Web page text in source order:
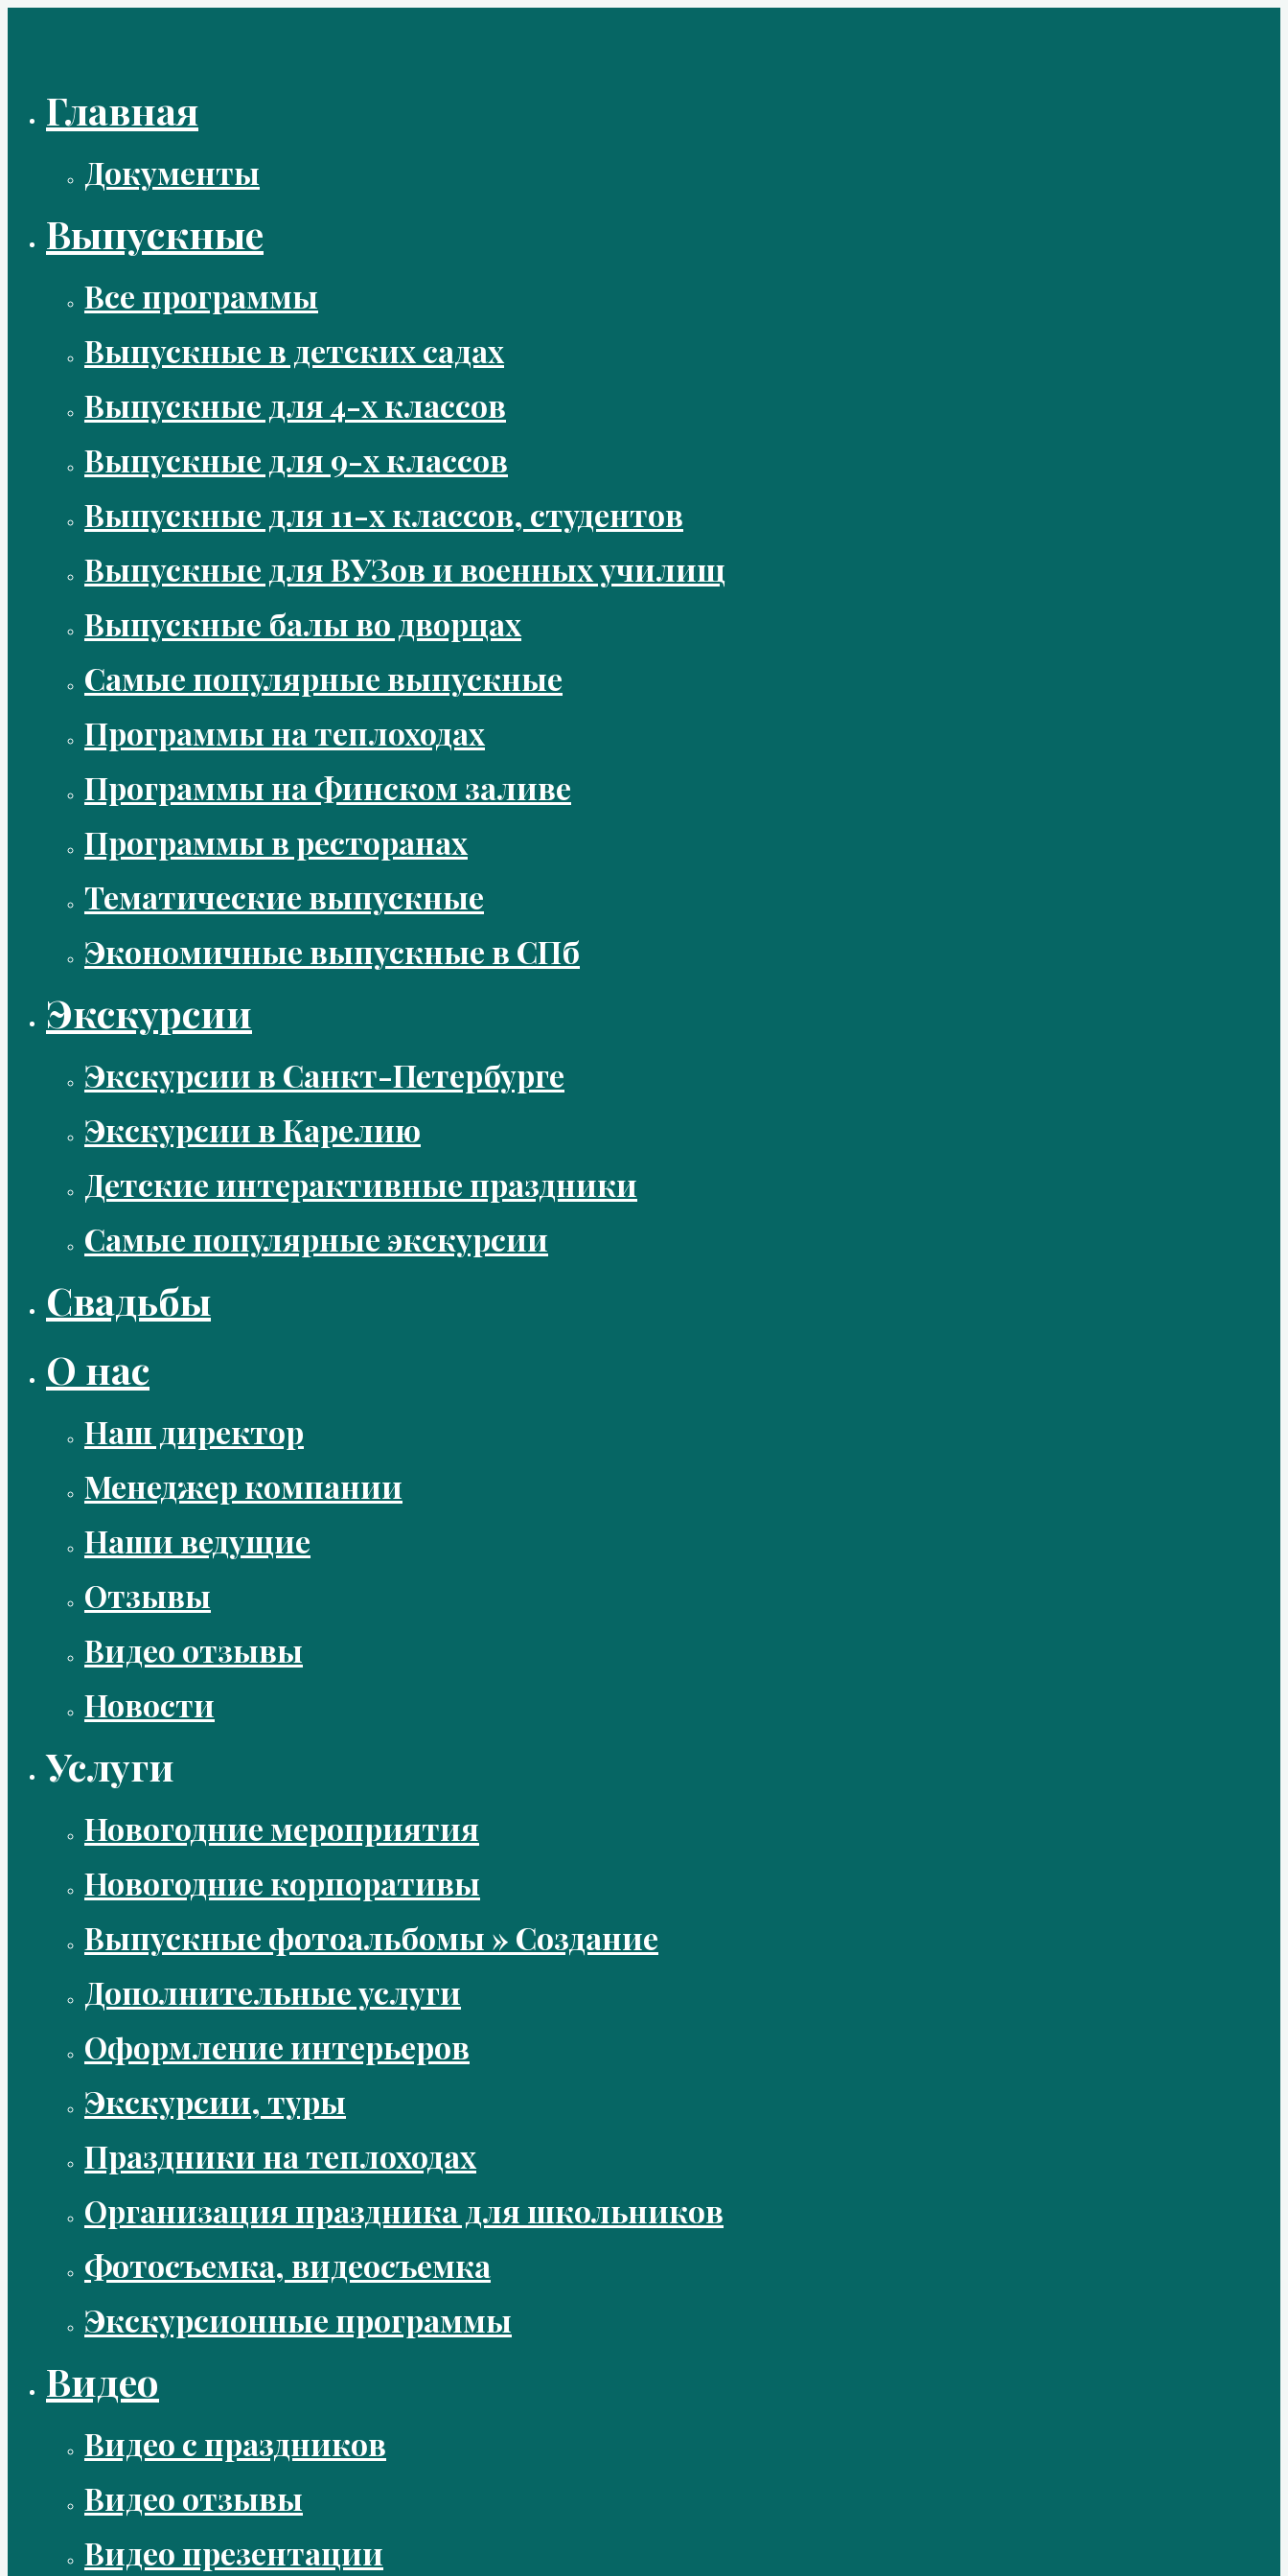
Главная
Документы
Выпускные
Все программы
Выпускные в детских садах
Выпускные для 4-х классов
Выпускные для 9-х классов
Выпускные для 11-х классов, студентов
Выпускные для ВУЗов и военных училищ
Выпускные балы во дворцах
Самые популярные выпускные
Программы на теплоходах
Программы на Финском заливе
Программы в ресторанах
Тематические выпускные
Экономичные выпускные в СПб
Экскурсии
Экскурсии в Санкт-Петербурге
Экскурсии в Карелию
Детские интерактивные праздники
Самые популярные экскурсии
Свадьбы
О нас
Наш директор
Менеджер компании
Наши ведущие
Отзывы
Видео отзывы
Новости
Услуги
Новогодние мероприятия
Новогодние корпоративы
Выпускные фотоальбомы » Создание
Дополнительные услуги
Оформление интерьеров
Экскурсии, туры
Праздники на теплоходах
Организация праздника для школьников
Фотосъемка, видеосъемка
Экскурсионные программы
Видео
Видео с праздников
Видео отзывы
Видео презентации